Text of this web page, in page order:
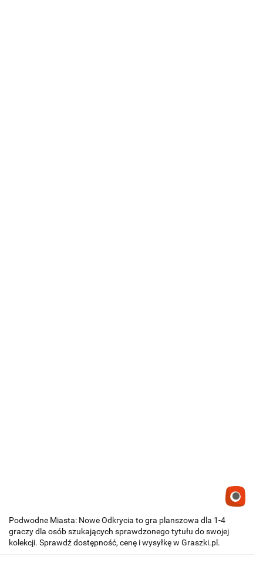
Podwodne Miasta: Nowe Odkrycia to gra planszowa dla 1-4
graczy dla osób szukających sprawdzonego tytułu do swojej
kolekcji. Sprawdź dostępność, cenę i wysyłkę w Graszki.pl.